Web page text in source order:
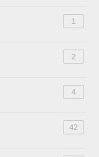
1
2
4
42